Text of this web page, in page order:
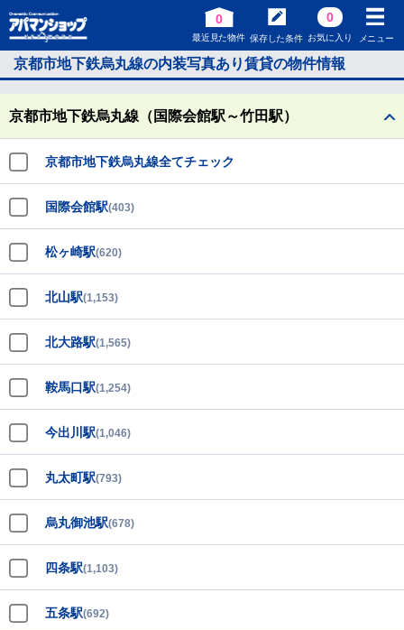
0
最近見た物件 保存した条件
0
お気に入り メニュー
京都市地下鉄烏丸線の内装写真あり賃貸の物件情報
京都市地下鉄烏丸線（国際会館駅～竹田駅）
京都市地下鉄烏丸線全てチェック
国際会館駅(403)
松ヶ崎駅(620)
北山駅(1,153)
北大路駅(1,565)
鞍馬口駅(1,254)
今出川駅(1,046)
丸太町駅(793)
烏丸御池駅(678)
四条駅(1,103)
五条駅(692)